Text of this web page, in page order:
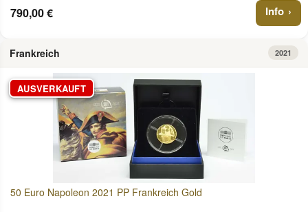
790,00 € Info
Frankreich 2021
AUSVERKAUFT
50 Euro Napoleon 2021 PP Frankreich Gold